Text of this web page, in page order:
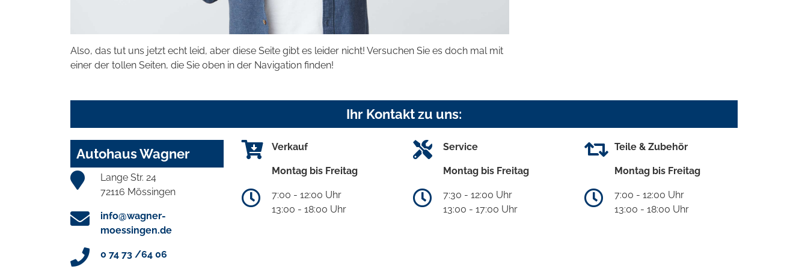
Also, das tut uns jetzt echt leid, aber diese Seite gibt es leider nicht! Versuchen Sie es doch mal mit
einer der tollen Seiten, die Sie oben in der Navigation finden!
Ihr Kontakt zu uns:
Autohaus Wagner
Lange Str. 24
72116 Mössingen
info@wagner-
moessingen.de
0 74 73 /64 06
Verkauf
Montag bis Freitag
7:00 - 12:00 Uhr
13:00 - 18:00 Uhr
Service
Montag bis Freitag
7:30 - 12:00 Uhr
13:00 - 17:00 Uhr
Teile & Zubehör
Montag bis Freitag
7:00 - 12:00 Uhr
13:00 - 18:00 Uhr